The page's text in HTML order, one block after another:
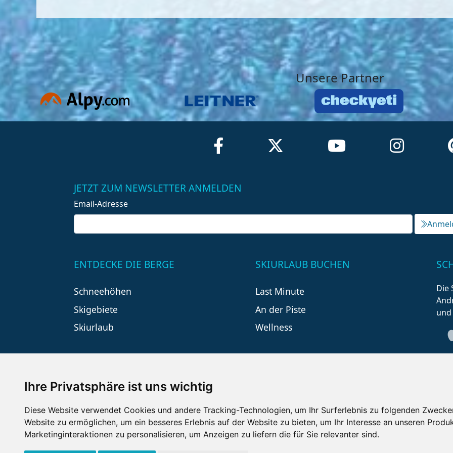
Ihre Privatsphäre ist uns wichtig
Diese Website verwendet Cookies und andere Tracking-Technologien, um Ihr Surferlebnis zu folgenden
Website zu ermöglichen, um ein besseres Erlebnis auf der Website zu bieten, um Ihr Interesse an unseren
Marketinginteraktionen zu personalisieren, um Anzeigen zu liefern die für Sie relevanter sind.
Unsere Partner
JETZT ZUM NEWSLETTER ANMELDEN
Email-Adresse
ENTDECKE DIE BERGE
Schneehöhen
Skigebiete
Skiurlaub
SKIURLAUB BUCHEN
Last Minute
An der Piste
Wellness
Die
Impressum Datenschutz Nutzungsbedingungen Kontakt Partner Portale